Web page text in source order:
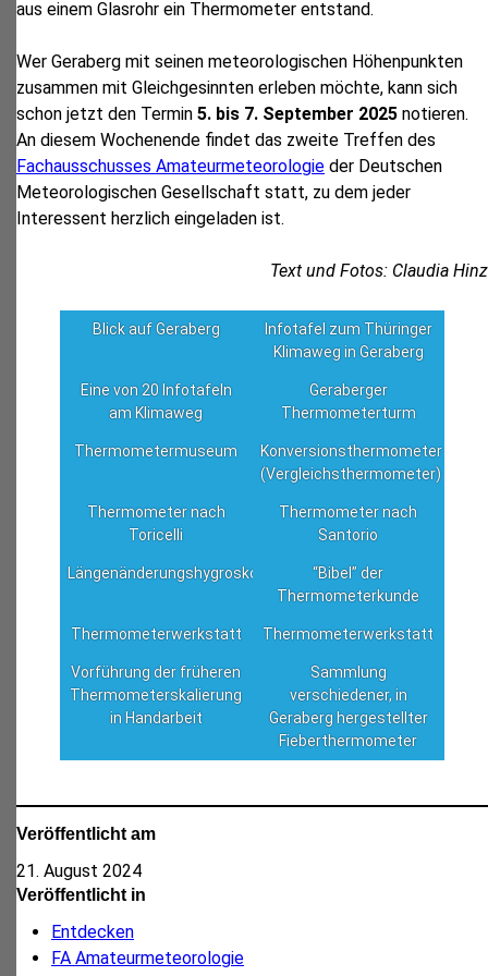
aus einem Glasrohr ein Thermometer entstand.
Wer Geraberg mit seinen meteorologischen Höhenpunkten
zusammen mit Gleichgesinnten erleben möchte, kann sich
schon jetzt den Termin 5. bis 7. September 2025 notieren.
An diesem Wochenende findet das zweite Treffen des
Fachausschusses Amateurmeteorologie der Deutschen
Meteorologischen Gesellschaft statt, zu dem jeder
Interessent herzlich eingeladen ist.
Text und Fotos: Claudia Hinz
Blick auf Geraberg
Infotafel zum Thüringer
Klimaweg in Geraberg
Eine von 20 Infotafeln
am Klimaweg
Geraberger
Thermometerturm
Thermometermuseum
Konversionsthermometer
(Vergleichsthermometer)
Thermometer nach
Toricelli
Thermometer nach
Santorio
Längenänderungshygroskop
“Bibel” der
Thermometerkunde
Thermometerwerkstatt Thermometerwerkstatt
Vorführung der früheren
Thermometerskalierung
in Handarbeit
Sammlung
verschiedener, in
Geraberg hergestellter
Fieberthermometer
Veröffentlicht am
21. August 2024
Veröffentlicht in
Entdecken
FA Amateurmeteorologie